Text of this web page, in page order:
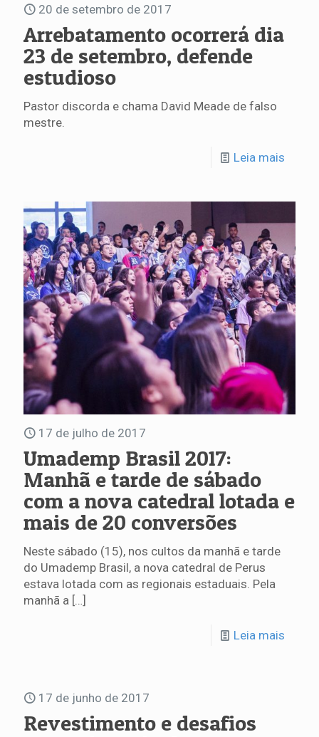
20 de setembro de 2017
Arrebatamento ocorrerá dia
23 de setembro, defende
estudioso
Pastor discorda e chama David Meade de falso
mestre.
Leia mais
17 de julho de 2017
Umademp Brasil 2017:
Manhã e tarde de sábado
com a nova catedral lotada e
mais de 20 conversões
Neste sábado (15), nos cultos da manhã e tarde
do Umademp Brasil, a nova catedral de Perus
estava lotada com as regionais estaduais. Pela
manhã a […]
Leia mais
17 de junho de 2017
Revestimento e desafios